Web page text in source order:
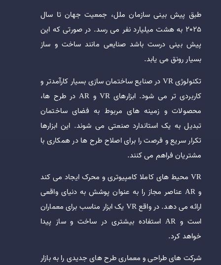
طبق پیش بینی سازمان ملل، جمعیت جهان تا سال
2025 به هشت میلیارد نفر می رسد. در صورتی که این
پیش بینی درست باشد صنایعی مانند ساخت و ساز
بسیار رونق می یابد.
تکنولوژی VR در صنایع ساختمان سازی بسیار کارآمدتر و
کاربردی تر می شود. ابزارهای VR و AR در طرح ها،
محصولات و زمینه های مربوط به فضای ساختمان
تبدیل به یک استاندارد صنعتی می شوند. این ابزارها
تکرار سریع و فرصت را برای اصلاح طرح ها در همکاری با
مشتریان فراهم می کنند.
VR محیط های کاملا کامپیوتری و محرک ایجاد می کند
و AR عناصر مجاز را به عنوان پوشش به دنیای واقعی
ارائه می دهد. در واقع VR یک ابزار مناسب برای معماران
است و AR استفاده بیشتری در ساخت و ساز پیدا
خواهد کرد.
شرکت های طراحی و معماری طرح های جدیدی را به بازار